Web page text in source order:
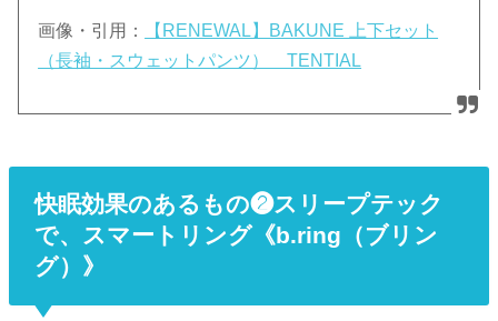
画像・引用：
【RENEWAL】BAKUNE 上下セット
（長袖・スウェットパンツ） TENTIAL
快眠効果のあるもの❷スリープテック
で、スマートリング《b.ring（ブリン
グ）》